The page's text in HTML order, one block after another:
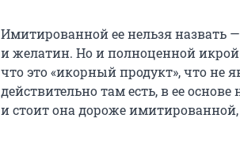
Имитированной ее нельзя назвать
и желатин. Но и полноценной
что это «икорный продукт», что не
действительно там есть, в ее
и стоит она дороже